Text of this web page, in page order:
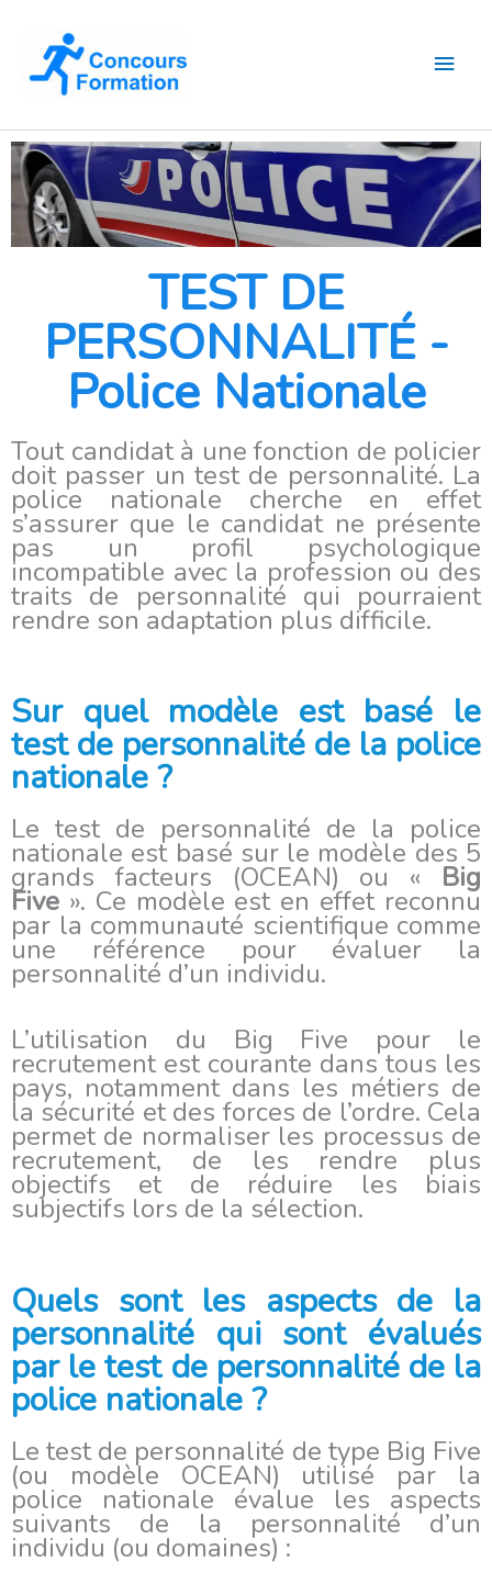
contenu
TEST DE
PERSONNALITÉ -
Police Nationale
Tout candidat à une fonction de policier
doit passer un test de personnalité. La
police nationale cherche en effet
s’assurer que le candidat ne présente
pas un profil psychologique
incompatible avec la profession ou des
traits de personnalité qui pourraient
rendre son adaptation plus difficile.
Sur quel modèle est basé le
test de personnalité de la police
nationale ?
Le test de personnalité de la police
nationale est basé sur le modèle des 5
grands facteurs (OCEAN) ou « Big
Five ». Ce modèle est en effet reconnu
par la communauté scientifique comme
une référence pour évaluer la
personnalité d’un individu.
L’utilisation du Big Five pour le
recrutement est courante dans tous les
pays, notamment dans les métiers de
la sécurité et des forces de l’ordre. Cela
permet de normaliser les processus de
recrutement, de les rendre plus
objectifs et de réduire les biais
subjectifs lors de la sélection.
Quels sont les aspects de la
personnalité qui sont évalués
par le test de personnalité de la
police nationale ?
Le test de personnalité de type Big Five
(ou modèle OCEAN) utilisé par la
police nationale évalue les aspects
suivants de la personnalité d’un
individu (ou domaines) :